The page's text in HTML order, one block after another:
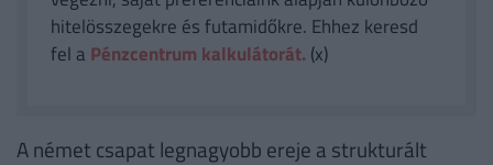
hitelösszegekre és futamidőkre. Ehhez keresd
fel a Pénzcentrum kalkulátorát. (x)
A német csapat legnagyobb ereje a strukturált